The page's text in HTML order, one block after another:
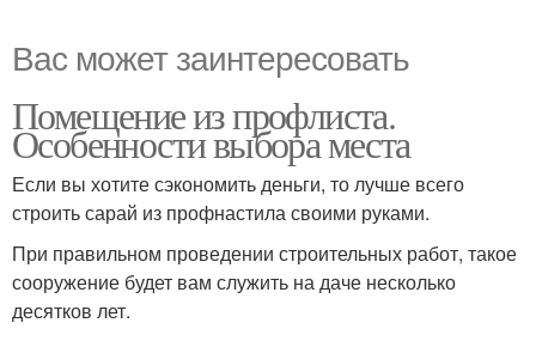
Вас может заинтересовать
Помещение из профлиста.
Особенности выбора места
Если вы хотите сэкономить деньги, то лучше всего
строить сарай из профнастила своими руками.
При правильном проведении строительных работ, такое
сооружение будет вам служить на даче несколько
десятков лет.